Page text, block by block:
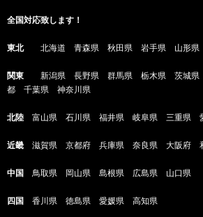
全国対応致します！
東北 北海道 青森県 秋田県 岩手県 山形
関東 新潟県 長野県 群馬県 栃木県 茨城県
都 千葉県 神奈川県
北陸 富山県 石川県 福井県 岐阜県 三重県
近畿 滋賀県 京都府 兵庫県 奈良県 大阪府
中国 鳥取県 岡山県 島根県 広島県 山口県
四国 香川県 徳島県 愛媛県 高知県